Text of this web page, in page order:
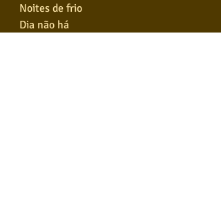
Noites de frio
Dia não há